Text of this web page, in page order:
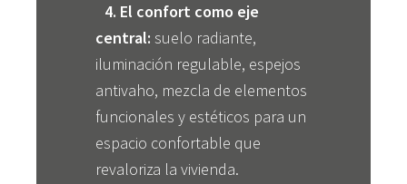
4. El confort como eje
central: suelo radiante,
iluminación regulable, espejos
antivaho, mezcla de elementos
funcionales y estéticos para un
espacio confortable que
revaloriza la vivienda.